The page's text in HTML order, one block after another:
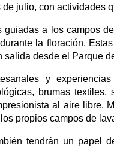
julio, con actividades
a los campos
la floración.
desde el Parque
y
brumas textiles,
al aire libre.
propios campos de
tendrán un papel